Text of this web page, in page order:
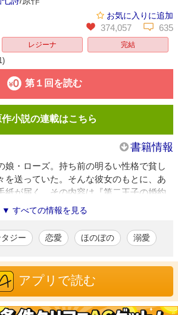
お気に入りに追加
374,057 635
レジーナ 完結
第１回を読む
作小説の連載はこちら
書籍情報
娘・ローズ。持ち前の明るい性格で貧し
を送っていた。そんな彼女のもとに、あ
紙が届く。その内容は『第二王子の婚約
貴族の娘を王都に招集する』というも
すべく王都に向かうローズだったが、王
持ちは全くなし！ 婚約者候補を辞退し
むぞと意気込んでいたのに、ひょんなこ
ーズの波乱万丈な王都生活、スタート
▼ すべての情報を見る
ジー 恋愛 ほのぼの 溺愛
アプリで読む